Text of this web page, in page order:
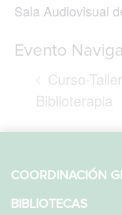
Sala Audiovisual
Evento
Curso-Taller
Biblioterapia
COORDINACIÓN
BIBLIOTECAS